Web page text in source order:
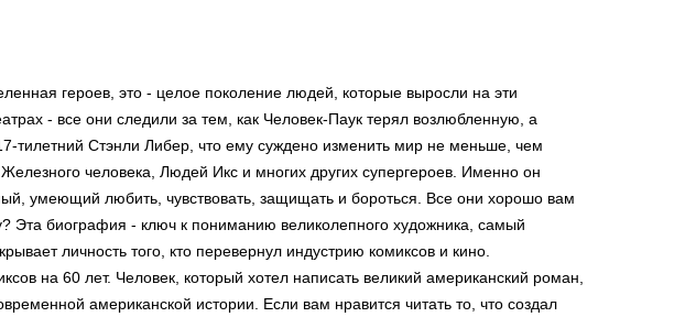
героев, это - целое поколение людей, которые выросли на эти
- все они следили за тем, как Человек-Паук терял возлюбленную, а
тилетний Стэнли Либер, что ему суждено изменить мир не меньше, чем
человека, Людей Икс и многих других супергероев. Именно он
умеющий любить, чувствовать, защищать и бороться. Все они хорошо вам
Эта биография - ключ к пониманию великолепного художника, самый
личность того, кто перевернул индустрию комиксов и кино.
на 60 лет. Человек, который хотел написать великий американский роман,
американской истории. Если вам нравится читать то, что создал